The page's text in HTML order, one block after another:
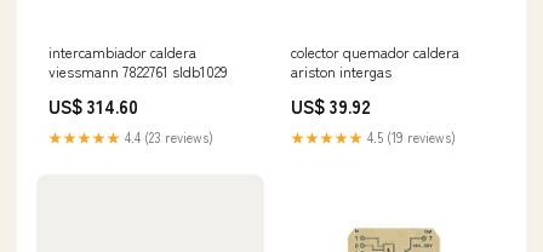
intercambiador caldera
viessmann 7822761 sldb1029
US$ 314.60
★★★★★ 4.4 (23 reviews)
colector quemador caldera
ariston intergas
US$ 39.92
★★★★★ 4.5 (19 reviews)